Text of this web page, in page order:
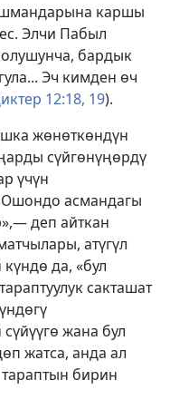
каршы
Элчи Пабыл
бардык
Эч кимден өч
12:18, 19).
жөнөткөндүн
сүйгөнүңөрдү
үчүн
Ошондо асмандагы
деп айткан
атүгүл
да, «бул
сакташат
жана бул
жатса, анда ал
бирин